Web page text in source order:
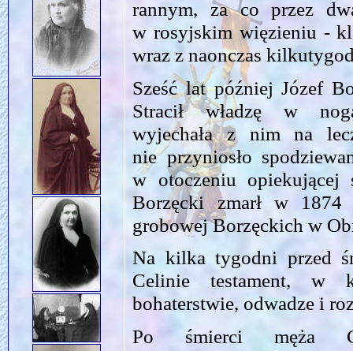
rannym, za co przez
w rosyjskim więzieniu -
wraz z naonczas
Sześć lat później Józef
Stracił władzę w
wyjechała z nim na
nie przyniosło
w otoczeniu
Borzęcki zmarł w
grobowej Borzęckich w
Na kilka tygodni przed
Celinie testament, w
bohaterstwie, odwadze i
Po śmierci męża